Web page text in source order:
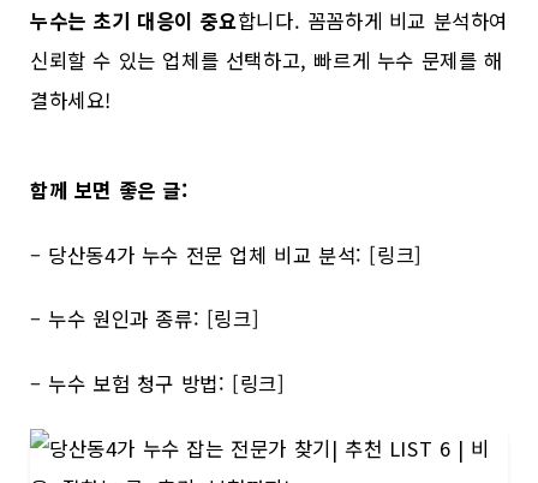
누수는 초기 대응이 중요합니다. 꼼꼼하게 비교 분석하여
신뢰할 수 있는 업체를 선택하고, 빠르게 누수 문제를 해
결하세요!
함께 보면 좋은 글:
– 당산동4가 누수 전문 업체 비교 분석: [링크]
– 누수 원인과 종류: [링크]
– 누수 보험 청구 방법: [링크]